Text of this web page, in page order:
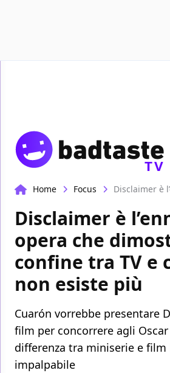
TV
Home Focus
Disclaimer è
opera che
confine tra TV e
non esiste più
Cuarón vorrebbe presentare
film per concorrere agli
differenza tra miniserie e
impalpabile